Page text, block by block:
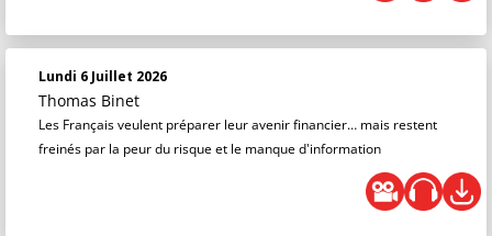
Lundi 6 Juillet 2026
Thomas Binet
Les Français veulent préparer leur avenir financier… mais restent
freinés par la peur du risque et le manque d'information